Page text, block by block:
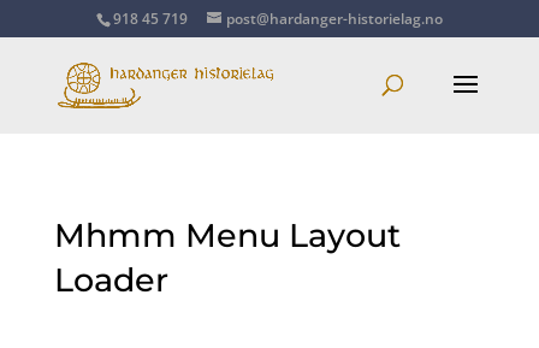
918 45 719 post@hardanger-historielag.no
Mhmm Menu Layout
Loader